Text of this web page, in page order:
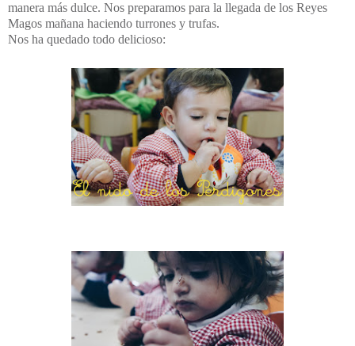
manera más dulce. Nos preparamos para la llegada de los Reyes
Magos mañana haciendo turrones y trufas.
Nos ha quedado todo delicioso: